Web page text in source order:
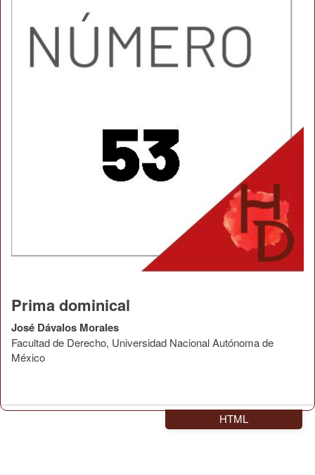
Prima dominical
José Dávalos Morales
Facultad de Derecho, Universidad Nacional Autónoma de
México
HTML